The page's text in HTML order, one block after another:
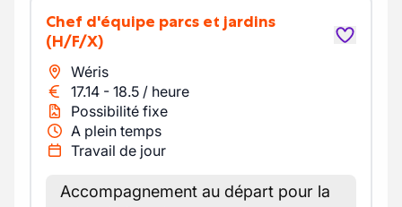
Chef d'équipe parcs et jardins
(H/F/X)
Wéris
17.14 - 18.5 / heure
Possibilité fixe
A plein temps
Travail de jour
Accompagnement au départ pour la